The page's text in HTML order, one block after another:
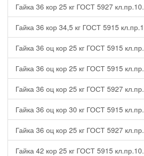
Гайка 36 кор 25 кг ГОСТ 5927
Гайка 36 кор 34,5 кг ГОСТ 5915
Гайка 36 оц кор 25 кг ГОСТ 5915
Гайка 36 оц кор 25 кг ГОСТ 5915
Гайка 36 оц кор 25 кг ГОСТ 5927
Гайка 36 оц кор 30 кг ГОСТ 5915
Гайка 36 оц кор 25 кг ГОСТ 5927
Гайка 42 кор 25 кг ГОСТ 5915